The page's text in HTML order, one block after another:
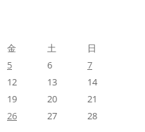
金 土
日
5 6
7
12 13
14
19 20
21
26 27
28